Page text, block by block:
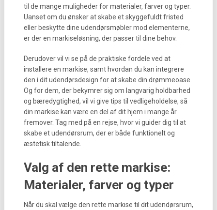
til de mange muligheder for materialer, farver og typer.
Uanset om du ønsker at skabe et skyggefuldt fristed
eller beskytte dine udendørsmøbler mod elementerne,
er der en markiseløsning, der passer til dine behov.
Derudover vil vi se på de praktiske fordele ved at
installere en markise, samt hvordan du kan integrere
den i dit udendørsdesign for at skabe din drømmeoase.
Og for dem, der bekymrer sig om langvarig holdbarhed
og bæredygtighed, vil vi give tips til vedligeholdelse, så
din markise kan være en del af dit hjem i mange år
fremover. Tag med på en rejse, hvor vi guider dig til at
skabe et udendørsrum, der er både funktionelt og
æstetisk tiltalende.
Valg af den rette markise:
Materialer, farver og typer
Når du skal vælge den rette markise til dit udendørsrum,